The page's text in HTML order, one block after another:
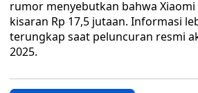
rumor menyebutkan bahwa Xiaomi
kisaran Rp 17,5 jutaan. Informasi
terungkap saat peluncuran resmi
2025.